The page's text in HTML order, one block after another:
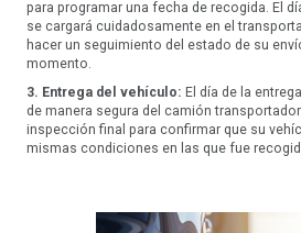
para programar una fecha de recogida. El
se cargará cuidadosamente en el
hacer un seguimiento del estado de su
momento.
3. Entrega del vehículo: El día de la
de manera segura del camión
inspección final para confirmar que su
mismas condiciones en las que fue